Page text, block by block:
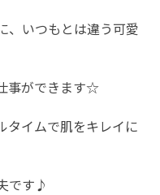
、いつもとは違う可愛
事ができます☆
タイムで肌をキレイに
です♪